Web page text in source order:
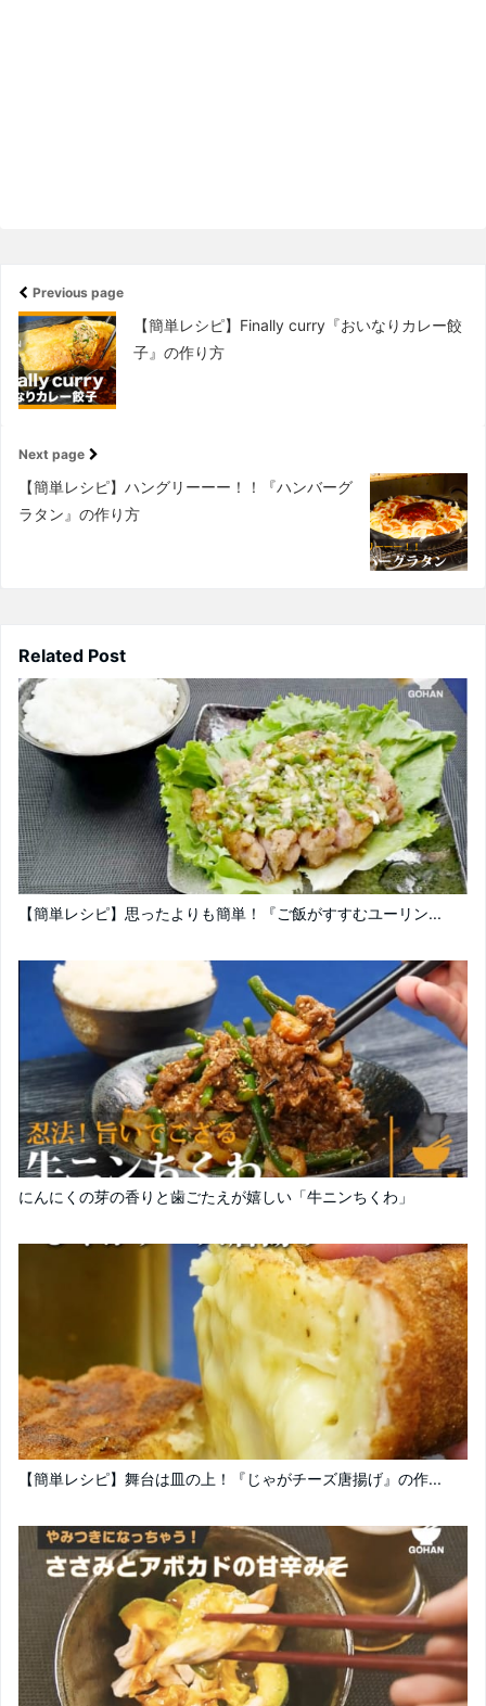
Previous page
【簡単レシピ】Finally curry『おいなりカレー餃
子』の作り方
Next page
【簡単レシピ】ハングリーーー！！『ハンバーグ
ラタン』の作り方
Related Post
【簡単レシピ】思ったよりも簡単！『ご飯がすすむユーリン...
にんにくの芽の香りと歯ごたえが嬉しい「牛ニンちくわ」
【簡単レシピ】舞台は皿の上！『じゃがチーズ唐揚げ』の作...